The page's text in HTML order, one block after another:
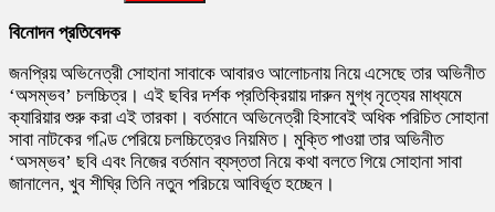
বিনোদন প্রতিবেদক
জনপ্রিয় অভিনেত্রী সোহানা সাবাকে আবারও আলোচনায় নিয়ে এসেছে তার অভিনীত
‘অসম্ভব’ চলচ্চিত্র। এই ছবির দর্শক প্রতিক্রিয়ায় দারুন মুগ্ধ নৃত্যের মাধ্যমে
ক্যারিয়ার শুরু করা এই তারকা। বর্তমানে অভিনেত্রী হিসাবেই অধিক পরিচিত সোহানা
সাবা নাটকের গণ্ডি পেরিয়ে চলচ্চিত্রেও নিয়মিত। মুক্তি পাওয়া তার অভিনীত
‘অসম্ভব’ ছবি এবং নিজের বর্তমান ব্যস্ততা নিয়ে কথা বলতে গিয়ে সোহানা সাবা
জানালেন, খুব শীঘ্রি তিনি নতুন পরিচয়ে আবির্ভূত হচ্ছেন।